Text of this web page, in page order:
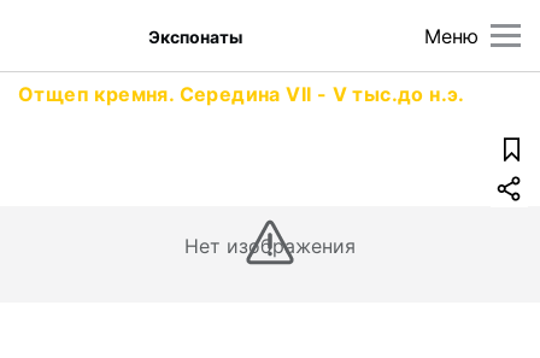
Меню
Экспонаты
Отщеп кремня. Середина VII - V тыс.до н.э.
Нет изображения